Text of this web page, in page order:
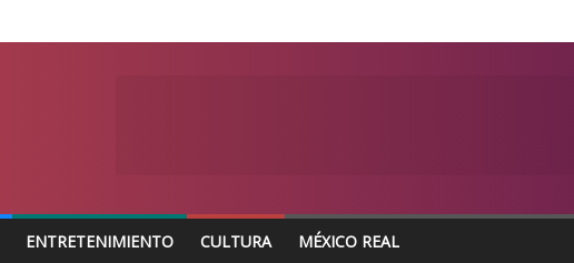
ENTRETENIMIENTO CULTURA MÉXICO REAL